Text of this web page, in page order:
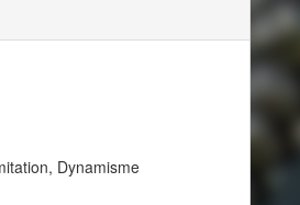
Dynamisme